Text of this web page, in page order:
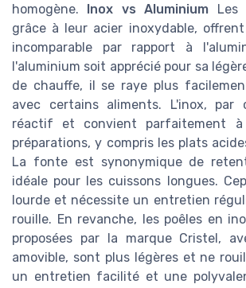
homogène.
Inox vs Aluminium Les
grâce à leur acier inoxydable,
incomparable par rapport à
l'aluminium soit apprécié pour sa
de chauffe, il se raye plus
avec certains aliments. L'inox, par
réactif et convient parfaitement
préparations, y compris les plats
La fonte est synonymique de
idéale pour les cuissons longues.
lourde et nécessite un entretien
rouille. En revanche, les poêles en
proposées par la marque Cristel,
amovible, sont plus légères et ne
un entretien facilité et une